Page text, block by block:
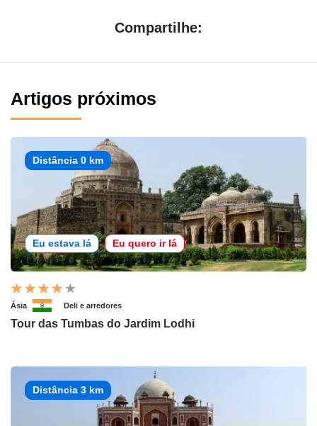
Compartilhe:
Artigos próximos
Distância 0 km
Eu estava lá Eu quero ir lá
Ásia Deli e arredores
Tour das Tumbas do Jardim Lodhi
Distância 3 km